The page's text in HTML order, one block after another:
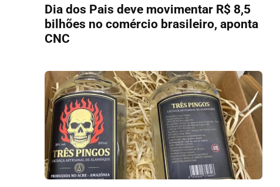
Dia dos Pais deve movimentar R$ 8,5
bilhões no comércio brasileiro, aponta
CNC